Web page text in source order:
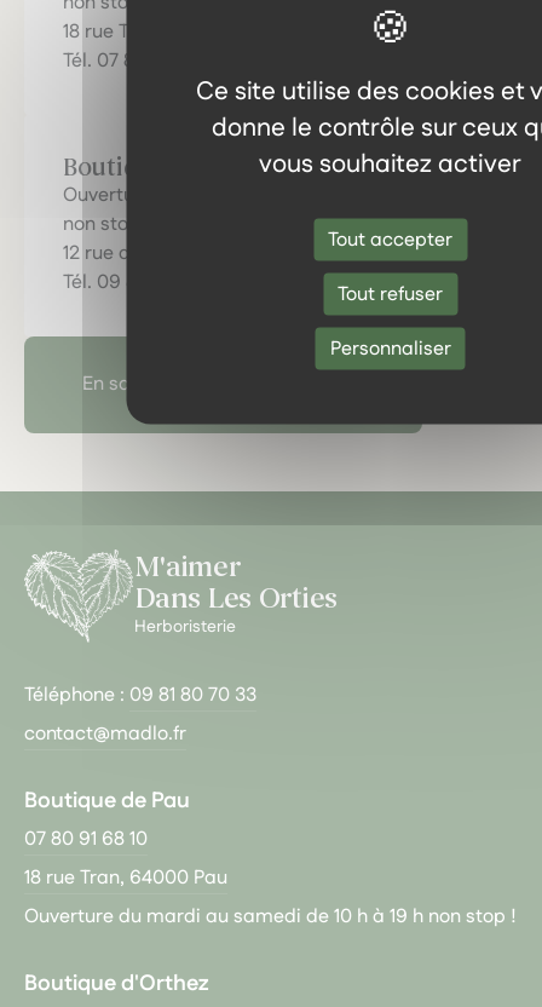
Ce site utilise des cookies et
donne le contrôle sur ceux
vous souhaitez activer
Tout accepter
Tout refuser
Personnaliser
18 rue Tran, 64000 Pau
Tél. 07 80 91 68 10
Boutique d'Orthez
Ouverture du mardi au vendredi de 10 h à 18 h
non stop, le samedi de 10 h à 13 h
12 rue de l’Horloge, 64300 Orthez
Tél. 09 81 80 70 33
En savoir plus sur l'herboristerie
M'aimer
Dans Les Orties
Herboristerie
Téléphone : 09 81 80 70 33
contact@madlo.fr
Boutique de Pau
07 80 91 68 10
18 rue Tran, 64000 Pau
Ouverture du mardi au samedi de 10 h à 19 h non stop !
Boutique d'Orthez